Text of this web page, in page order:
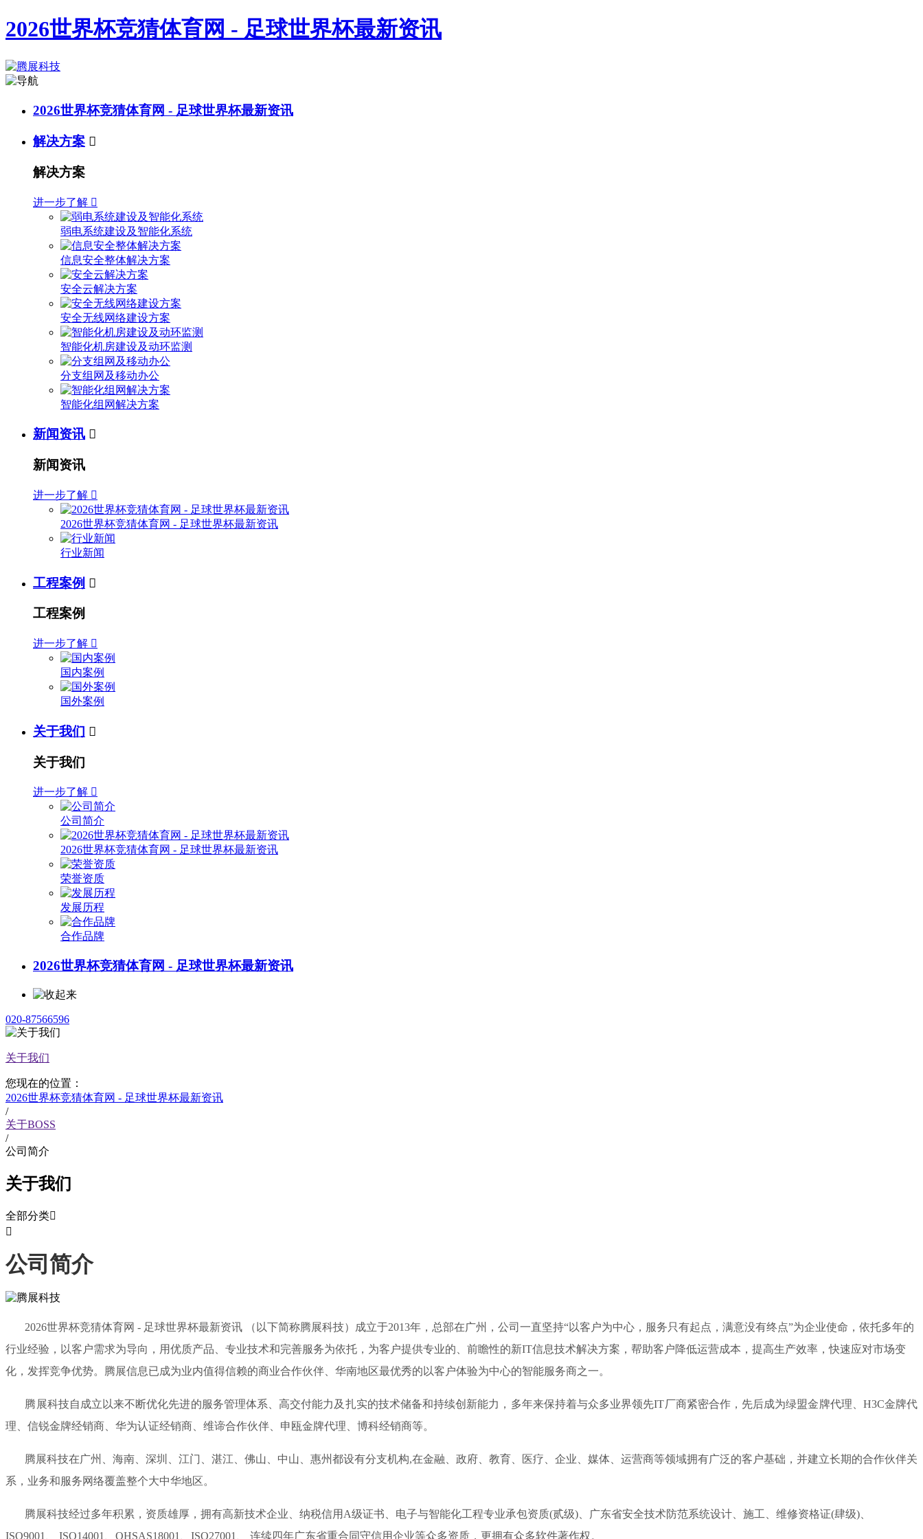
2026世界杯竞猜体育网 - 足球世界杯最新资讯
2026世界杯竞猜体育网 - 足球世界杯最新资讯
解决方案 
解决方案
进一步了解 
弱电系统建设及智能化系统
信息安全整体解决方案
安全云解决方案
安全无线网络建设方案
智能化机房建设及动环监测
分支组网及移动办公
智能化组网解决方案
新闻资讯 
新闻资讯
进一步了解 
2026世界杯竞猜体育网 - 足球世界杯最新资讯
行业新闻
工程案例 
工程案例
进一步了解 
国内案例
国外案例
关于我们 
关于我们
进一步了解 
公司简介
2026世界杯竞猜体育网 - 足球世界杯最新资讯
荣誉资质
发展历程
合作品牌
2026世界杯竞猜体育网 - 足球世界杯最新资讯
020-87566596
关于我们
您现在的位置：
2026世界杯竞猜体育网 - 足球世界杯最新资讯
/
关于BOSS
/
公司简介
关于我们
全部分类

公司简介
2026世界杯竞猜体育网 - 足球世界杯最新资讯 （以下简称腾展科技）成立于2013年，总部在广州，公司一直坚持“以客户为中心，服务只有起点，满意没有终点”为企业使命，依托多年的
行业经验，以客户需求为导向，用优质产品、专业技术和完善服务为依托，为客户提供专业的、前瞻性的新IT信息技术解决方案，帮助客户降低运营成本，提高生产效率，快速应对市场变
化，发挥竞争优势。腾展信息已成为业内值得信赖的商业合作伙伴、华南地区最优秀的以客户体验为中心的智能服务商之一。
腾展科技自成立以来不断优化先进的服务管理体系、高交付能力及扎实的技术储备和持续创新能力，多年来保持着与众多业界领先IT厂商紧密合作，先后成为绿盟金牌代理、H3C金牌代
理、信锐金牌经销商、华为认证经销商、维谛合作伙伴、申瓯金牌代理、博科经销商等。
腾展科技在广州、海南、深圳、江门、湛江、佛山、中山、惠州都设有分支机构,在金融、政府、教育、医疗、企业、媒体、运营商等领域拥有广泛的客户基础，并建立长期的合作伙伴关
系，业务和服务网络覆盖整个大中华地区。
腾展科技经过多年积累，资质雄厚，拥有高新技术企业、纳税信用A级证书、电子与智能化工程专业承包资质(贰级)、广东省安全技术防范系统设计、施工、维修资格证(肆级)、
ISO9001、 ISO14001、OHSAS18001、ISO27001、 连续四年广东省重合同守信用企业等众多资质，更拥有众多软件著作权。